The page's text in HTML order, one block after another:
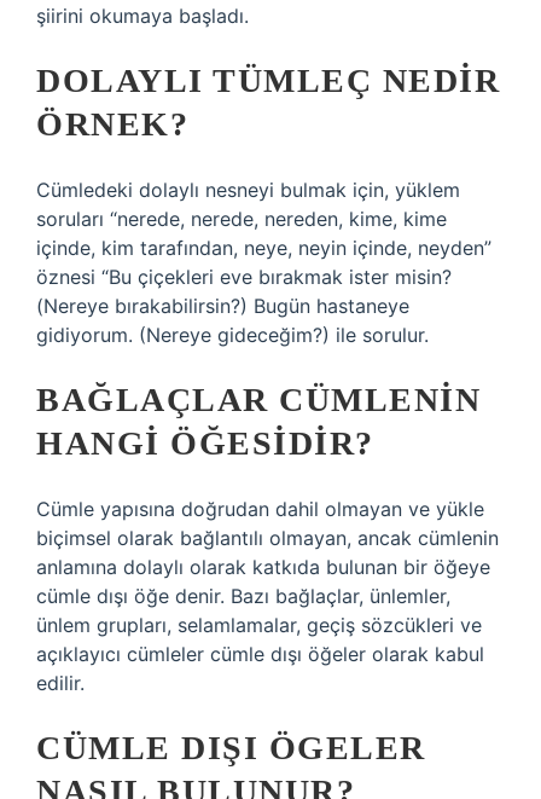
şiirini okumaya başladı.
DOLAYLI TÜMLEÇ NEDIR
ÖRNEK?
Cümledeki dolaylı nesneyi bulmak için, yüklem
soruları “nerede, nerede, nereden, kime, kime
içinde, kim tarafından, neye, neyin içinde, neyden”
öznesi “Bu çiçekleri eve bırakmak ister misin?
(Nereye bırakabilirsin?) Bugün hastaneye
gidiyorum. (Nereye gideceğim?) ile sorulur.
BAĞLAÇLAR CÜMLENIN
HANGI ÖĞESIDIR?
Cümle yapısına doğrudan dahil olmayan ve yükle
biçimsel olarak bağlantılı olmayan, ancak cümlenin
anlamına dolaylı olarak katkıda bulunan bir öğeye
cümle dışı öğe denir. Bazı bağlaçlar, ünlemler,
ünlem grupları, selamlamalar, geçiş sözcükleri ve
açıklayıcı cümleler cümle dışı öğeler olarak kabul
edilir.
CÜMLE DIŞI ÖGELER
NASIL BULUNUR?